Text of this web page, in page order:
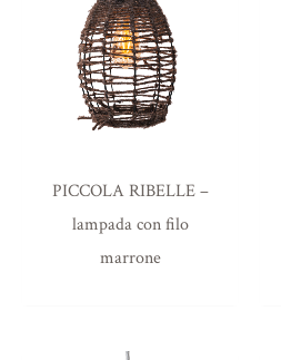
PICCOLA RIBELLE –
lampada con filo
marrone